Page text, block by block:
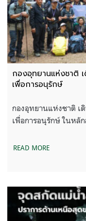
กองอุทยานแห่งชาติ เ
เพื่อการอนุรักษ์
กองอุทยานแห่งชาติ เ
เพื่อการอนุรักษ์ ในหลั
READ MORE